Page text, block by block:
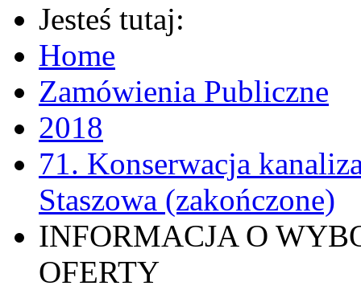
Jesteś tutaj:
Home
Zamówienia Publiczne
2018
71. Konserwacja
Staszowa (zakończone)
INFORMACJA O
OFERTY